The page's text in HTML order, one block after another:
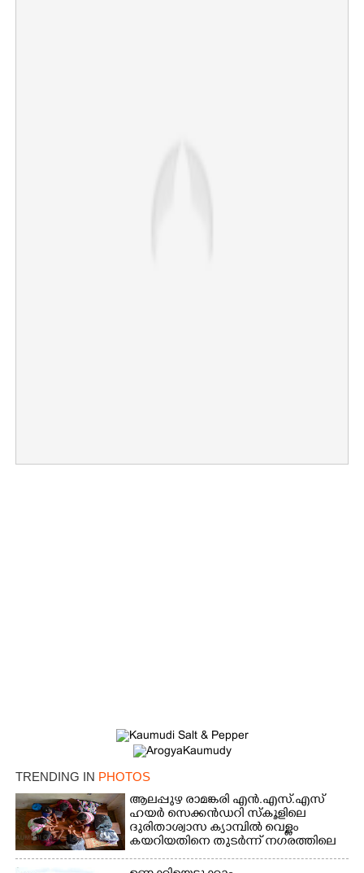
TRENDING IN PHOTOS
ആലപ്പുഴ രാമങ്കരി എൻ.എസ്.എസ്
ഹയർ സെക്കൻഡറി സ്കൂളിലെ
ദുരിതാശ്വാസ ക്യാമ്പിൽ വെള്ളം
കയറിയതിനെ തുടർന്ന് നഗരത്തിലെ
തിരുവമ്പാടി ഹയർ സെക്കൻഡറി